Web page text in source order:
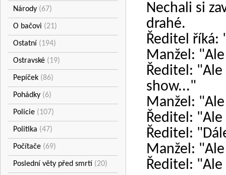
Národy (67)
O bačovi (21)
Ostatní (194)
Ostravské (19)
Pepíček (86)
Pohádky (6)
Policie (107)
Politika (47)
Počítače (69)
Poslední věty před smrtí (20)
Nechali si
drahé.
Ředitel říká:
Manžel:
Ředitel:
show..."
Manžel:
Ředitel:
Ředitel:
Manžel:
Ředitel: